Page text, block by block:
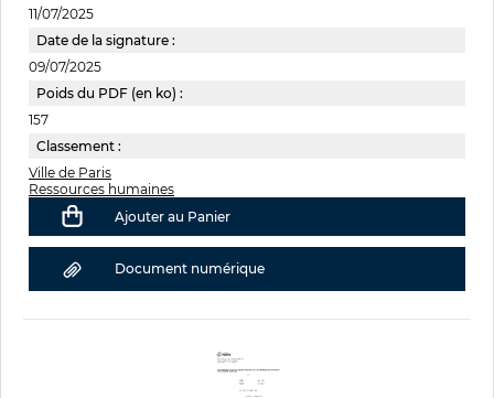
11/07/2025
Date de la signature :
09/07/2025
Poids du PDF (en ko) :
157
Classement :
Ville de Paris
Ressources humaines
Ajouter au Panier
Document numérique